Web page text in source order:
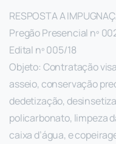
RESPOSTA A
Pregão Presencial nº
Edital nº 005/18
Objeto: Contratação
asseio, conservação
dedetização,
policarbonato, limpeza
caixa d’água, e